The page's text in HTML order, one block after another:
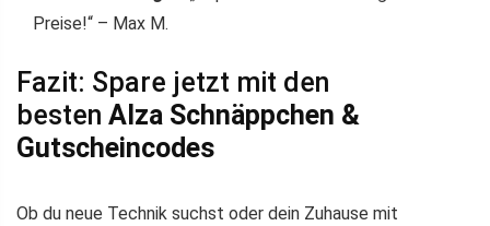
Preise!“ – Max M.
Fazit: Spare jetzt mit den
besten Alza Schnäppchen &
Gutscheincodes
Ob du neue Technik suchst oder dein Zuhause mit